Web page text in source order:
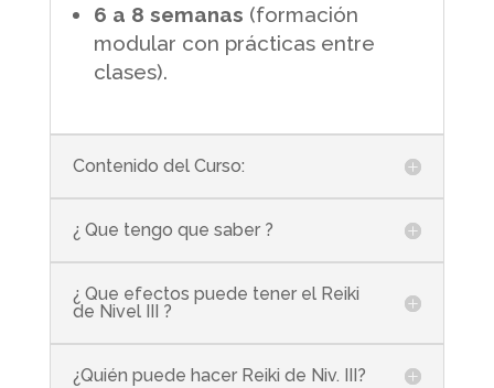
6 a 8 semanas (formación
modular con prácticas entre
clases).
Contenido del Curso:
¿ Que tengo que saber ?
¿ Que efectos puede tener el Reiki
de Nivel III ?
¿Quién puede hacer Reiki de Niv. III?